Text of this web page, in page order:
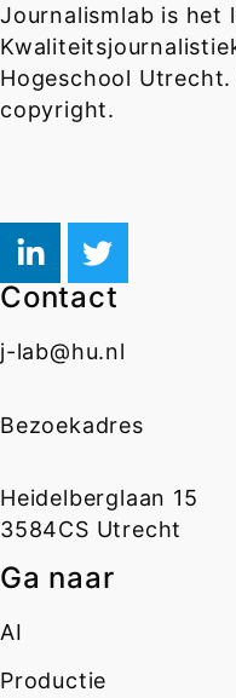
Journalismlab is het
Hogeschool
copyright.
Contact
j-lab@hu.nl
Bezoekadres
Heidelberglaan 15
3584CS Utrecht
Ga naar
AI
Productie